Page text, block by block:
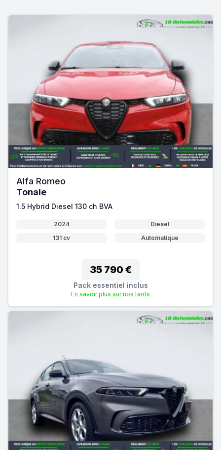
Alfa Romeo
Tonale
1.5 Hybrid Diesel 130 ch BVA
2024
Diesel
131 cv
Automatique
35 790 €
Pack essentiel inclus
En savoir plus sur nos tarifs